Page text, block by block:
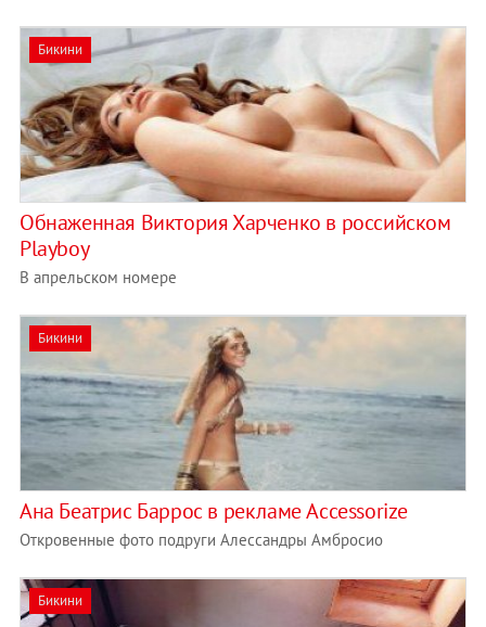
Бикини
Обнаженная Виктория Харченко в российском
Playboy
В апрельском номере
Бикини
Ана Беатрис Баррос в рекламе Accessorize
Откровенные фото подруги Алессандры Амбросио
Бикини